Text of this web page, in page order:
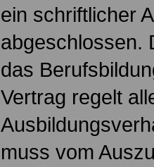
ein schriftlicher
abgeschlossen.
das
Vertrag regelt
muss vom